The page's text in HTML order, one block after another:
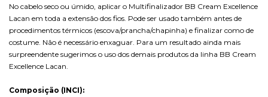
No cabelo seco ou úmido, aplicar o Multifinalizador BB Cream Excellence
Lacan em toda a extensão dos fios. Pode ser usado também antes de
procedimentos térmicos (escova/prancha/chapinha) e finalizar como de
costume. Não é necessário enxaguar. Para um resultado ainda mais
surpreendente sugerimos o uso dos demais produtos da linha BB Cream
Excellence Lacan.
Composição (INCI):